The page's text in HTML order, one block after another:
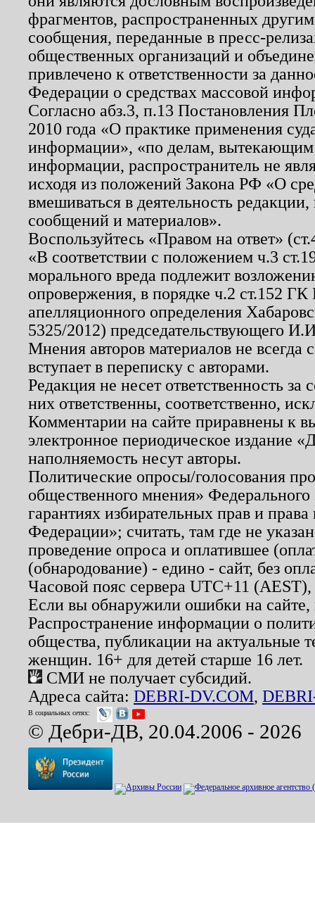
фрагментов, распространенных
сообщения, переданные в пресс-
общественных организаций и
привлечено к ответственности за
Федерации о средствах массовой
Согласно абз.3, п.13 Постановления
2010 года «О практике применения
информации», «по делам, вытекающим
информации, распространитель не
исходя из положений Закона РФ «О
вмешиваться в деятельность
сообщений и материалов».
Воспользуйтесь «Правом на ответ»
«В соответствии с положением ч.3
морального вреда подлежит
опровержения, в порядке ч.2 ст.152
апелляционного определения
5325/2012) председательствующего
Мнения авторов материалов не
вступает в переписку с авторами.
Редакция не несет ответственность
них ответственны, соответственно,
Комментарии на сайте приравнены к
электронное периодическое издание
наполняемость несут авторы.
Политические опросы/голосования
общественного мнения»
гарантиях избирательных прав и
Федерации»; считать, там где не
проведение опроса и оплатившее
(обнародование) - едино - сайт, без
Часовой пояс сервера UTC+11
Если вы обнаружили ошибки на
Распространение информации о
общества, публикации на актуальные
женщин. 16+ для детей старше 16 лет.
СМИ не получает субсидий.
Адреса сайта: DEBRI-DV.COM,
В социальных сетях:
© Дебри-ДВ, 20.04.2006 - 2026